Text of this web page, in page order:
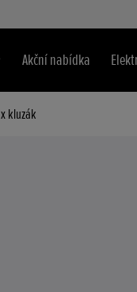
Akční nabídka
kluzák